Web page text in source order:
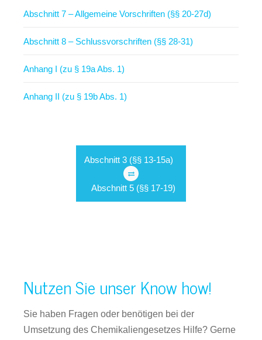
Abschnitt 7 – Allgemeine Vorschriften (§§ 20-27d)
Abschnitt 8 – Schlussvorschriften (§§ 28-31)
Anhang I (zu § 19a Abs. 1)
Anhang II (zu § 19b Abs. 1)
Abschnitt 3 (§§ 13-15a)
Abschnitt 5 (§§ 17-19)
Nutzen Sie unser Know how!
Sie haben Fragen oder benötigen bei der
Umsetzung des Chemikaliengesetzes Hilfe? Gerne